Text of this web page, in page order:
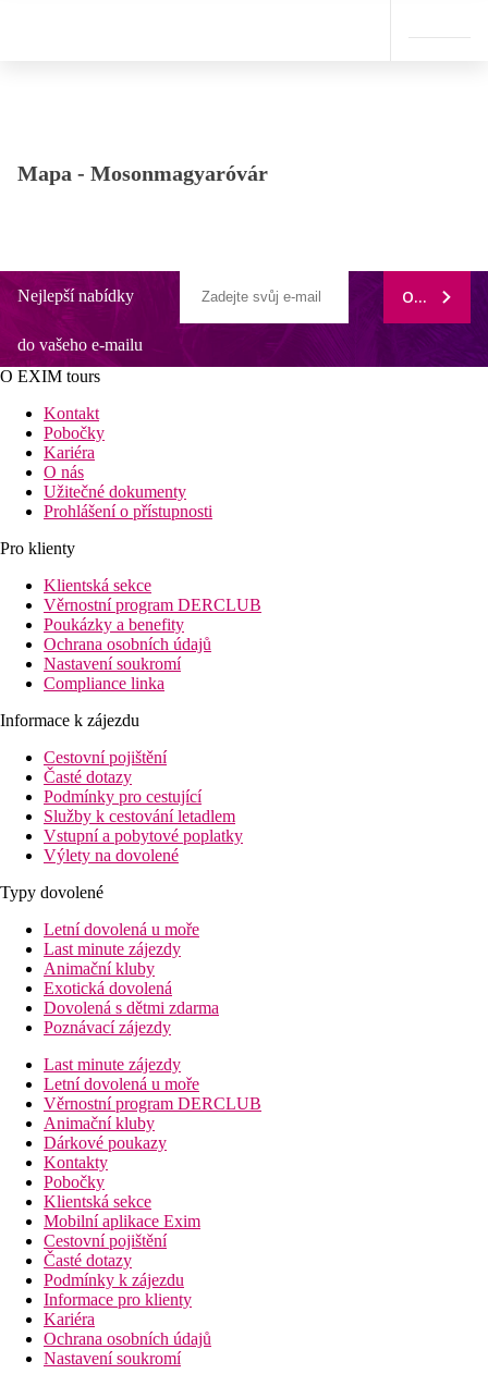
Mapa - Mosonmagyaróvár
Nejlepší nabídky
do vašeho e-mailu
ODEBÍRAT
O EXIM tours
Kontakt
Pobočky
Kariéra
O nás
Užitečné dokumenty
Prohlášení o přístupnosti
Pro klienty
Klientská sekce
Věrnostní program DERCLUB
Poukázky a benefity
Ochrana osobních údajů
Nastavení soukromí
Compliance linka
Informace k zájezdu
Cestovní pojištění
Časté dotazy
Podmínky pro cestující
Služby k cestování letadlem
Vstupní a pobytové poplatky
Výlety na dovolené
Typy dovolené
Letní dovolená u moře
Last minute zájezdy
Animační kluby
Exotická dovolená
Dovolená s dětmi zdarma
Poznávací zájezdy
Last minute zájezdy
Letní dovolená u moře
Věrnostní program DERCLUB
Animační kluby
Dárkové poukazy
Kontakty
Pobočky
Klientská sekce
Mobilní aplikace Exim
Cestovní pojištění
Časté dotazy
Podmínky k zájezdu
Informace pro klienty
Kariéra
Ochrana osobních údajů
Nastavení soukromí